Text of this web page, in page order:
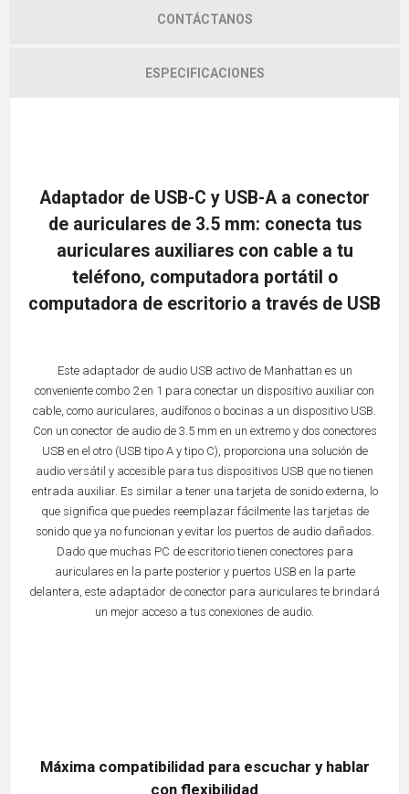
CONTÁCTANOS
ESPECIFICACIONES
Adaptador de USB-C y USB-A a conector
de auriculares de 3.5 mm: conecta tus
auriculares auxiliares con cable a tu
teléfono, computadora portátil o
computadora de escritorio a través de USB
Este adaptador de audio USB activo de Manhattan es un
conveniente combo 2 en 1 para conectar un dispositivo auxiliar con
cable, como auriculares, audífonos o bocinas a un dispositivo USB.
Con un conector de audio de 3.5 mm en un extremo y dos conectores
USB en el otro (USB tipo A y tipo C), proporciona una solución de
audio versátil y accesible para tus dispositivos USB que no tienen
entrada auxiliar. Es similar a tener una tarjeta de sonido externa, lo
que significa que puedes reemplazar fácilmente las tarjetas de
sonido que ya no funcionan y evitar los puertos de audio dañados.
Dado que muchas PC de escritorio tienen conectores para
auriculares en la parte posterior y puertos USB en la parte
delantera, este adaptador de conector para auriculares te brindará
un mejor acceso a tus conexiones de audio.
Máxima compatibilidad para escuchar y hablar
con flexibilidad